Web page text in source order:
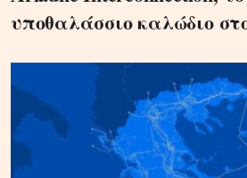
υποθαλάσσιο καλώδιο